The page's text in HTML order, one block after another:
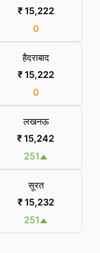
₹ 15,222
0
हैदराबाद
₹ 15,222
0
लखनऊ
₹ 15,242
251
सूरत
₹ 15,232
251